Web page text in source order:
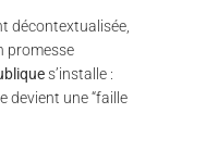
décontextualisée,
promesse
s’installe :
devient une “faille